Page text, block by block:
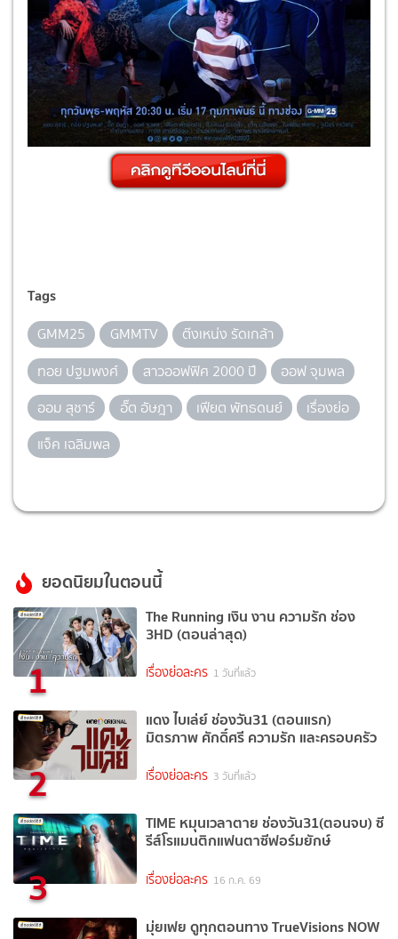
Tags
GMM25 GMMTV
ต๊งเหน่ง รัดเกล้า
ทอย ปฐมพงศ์
สาวออฟฟิศ 2000 ปี
ออฟ จุมพล
ออม สุชาร์
อั๊ต อัษฎา เฟียต พัทธดนย์
เรื่องย่อ
แจ็ค เฉลิมพล
ยอดนิยมในตอนนี้
1
The Running เงิน งาน ความรัก ช่อง
3HD (ตอนล่าสุด)
เรื่องย่อละคร 1 วันที่แล้ว
2
แดง ไบเล่ย์ ช่องวัน31 (ตอนแรก)
มิตรภาพ ศักดิ์ศรี ความรัก และครอบครัว
เรื่องย่อละคร 3 วันที่แล้ว
3
TIME หมุนเวลาตาย ช่องวัน31(ตอนจบ) ซี
รีส์โรแมนติกแฟนตาซีฟอร์มยักษ์
เรื่องย่อละคร 16 ก.ค. 69
มุ่ยเฟย ดูทุกตอนทาง TrueVisions NOW